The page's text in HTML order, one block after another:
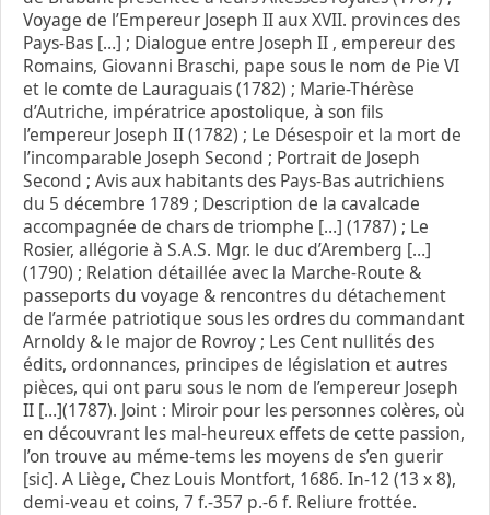
Voyage de l’Empereur Joseph II aux XVII. provinces des
Pays-Bas […] ; Dialogue entre Joseph II , empereur des
Romains, Giovanni Braschi, pape sous le nom de Pie VI
et le comte de Lauraguais (1782) ; Marie-Thérèse
d’Autriche, impératrice apostolique, à son fils
l’empereur Joseph II (1782) ; Le Désespoir et la mort de
l’incomparable Joseph Second ; Portrait de Joseph
Second ; Avis aux habitants des Pays-Bas autrichiens
du 5 décembre 1789 ; Description de la cavalcade
accompagnée de chars de triomphe […] (1787) ; Le
Rosier, allégorie à S.A.S. Mgr. le duc d’Aremberg […]
(1790) ; Relation détaillée avec la Marche-Route &
passeports du voyage & rencontres du détachement
de l’armée patriotique sous les ordres du commandant
Arnoldy & le major de Rovroy ; Les Cent nullités des
édits, ordonnances, principes de législation et autres
pièces, qui ont paru sous le nom de l’empereur Joseph
II […](1787). Joint : Miroir pour les personnes colères, où
en découvrant les mal-heureux effets de cette passion,
l’on trouve au méme-tems les moyens de s’en guerir
[sic]. A Liège, Chez Louis Montfort, 1686. In-12 (13 x 8),
demi-veau et coins, 7 f.-357 p.-6 f. Reliure frottée.